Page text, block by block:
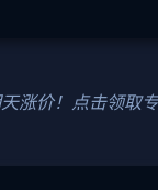
涨价！点击领取